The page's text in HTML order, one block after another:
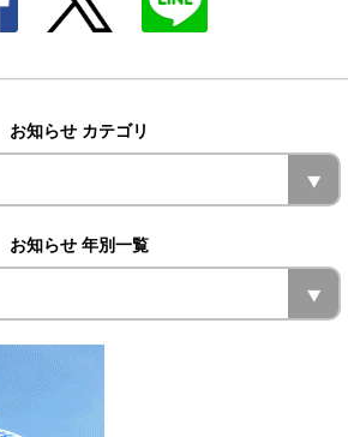
お知らせ カテゴリ
お知らせ 年別一覧